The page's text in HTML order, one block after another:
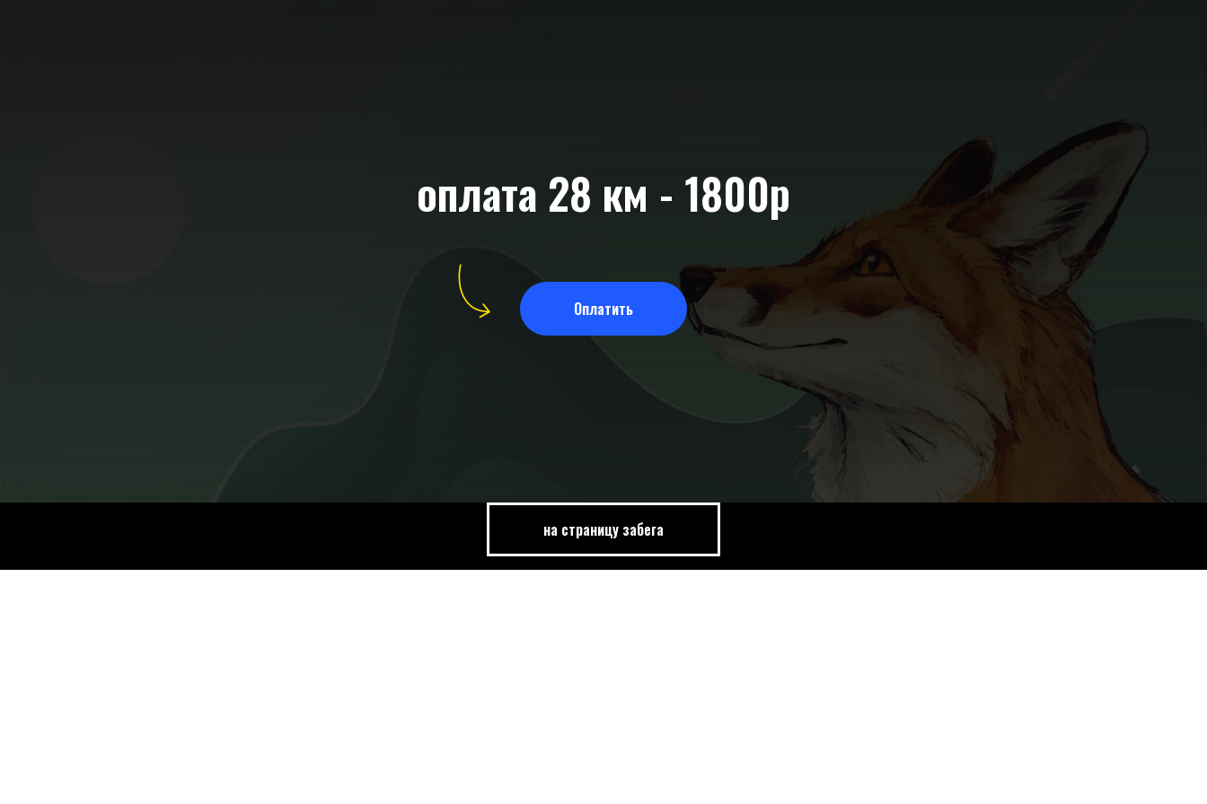
оплата 28 км - 1800р
Оплатить
на страницу забега